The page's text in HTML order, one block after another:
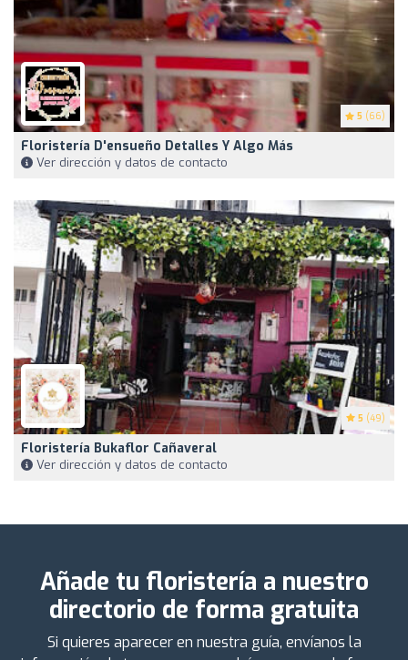
5 (66)
Floristería D'ensueño Detalles Y Algo Más
Ver dirección y datos de contacto
5 (49)
Floristería Bukaflor Cañaveral
Ver dirección y datos de contacto
Añade tu floristería a nuestro
directorio de forma gratuita
Si quieres aparecer en nuestra guía, envíanos la